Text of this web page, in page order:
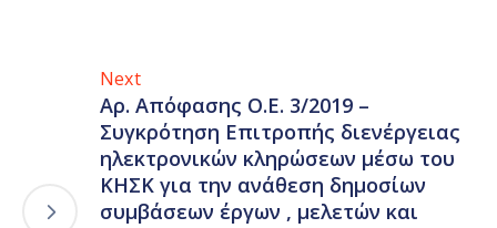
Next
Αρ. Απόφασης Ο.Ε. 3/2019 –
Συγκρότηση Επιτροπής διενέργειας
ηλεκτρονικών κληρώσεων μέσω του
ΚΗΣΚ για την ανάθεση δημοσίων
συμβάσεων έργων , μελετών και